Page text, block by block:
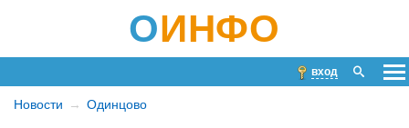
ОИНФО
вход
Новости Одинцово